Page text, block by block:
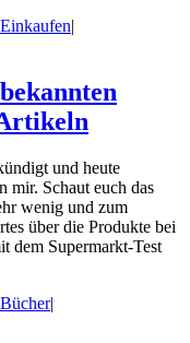
Einkaufen|
und heute
mir. Schaut euch das
wenig und zum
über die Produkte bei
dem Supermarkt-Test
Bücher|